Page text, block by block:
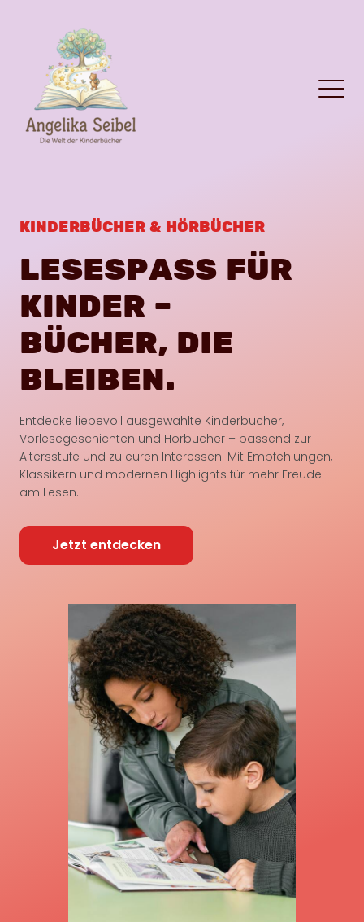
KINDERBÜCHER & HÖRBÜCHER
LESESPASS FÜR K
INDER –
BÜCHER, DIE
BLEIBEN.
Entdecke liebevoll ausgewählte Kinderbücher,
Vorlesegeschichten und Hörbücher – passend zur
Altersstufe und zu euren Interessen. Mit Empfehlungen,
Klassikern und modernen Highlights für mehr Freude
am Lesen.
Jetzt entdecken